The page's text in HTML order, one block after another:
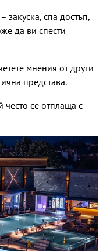
закуска, спа достъп,
да ви спести
мнения от други
представа.
често се отплаща с